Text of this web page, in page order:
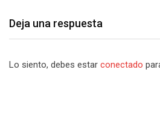
Deja una respuesta
Lo siento, debes estar conectado